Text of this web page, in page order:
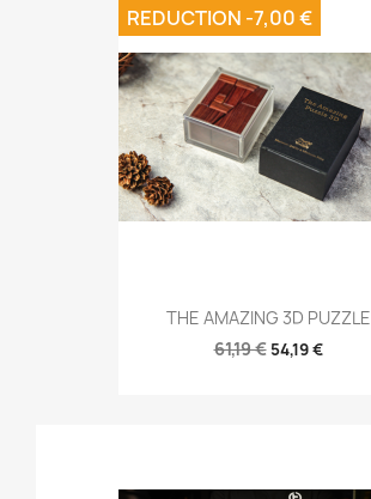
THE AMAZING 3D PUZZLE
61,19 € 54,19 €
REDUCTION -7,00 €